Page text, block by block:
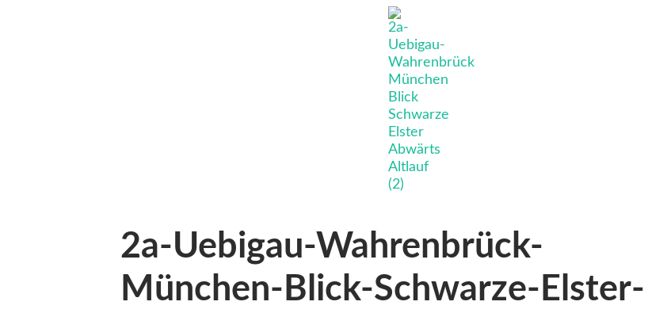
2a-Uebigau-Wahrenbrück-
München-Blick-Schwarze-Elster-